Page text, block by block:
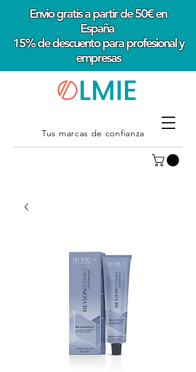
Envio gratis a partir de 50€ en
España
15% de descuento para profesional y
empresas
Tus marcas de confianza